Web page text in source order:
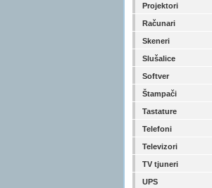
Projektori
Računari
Skeneri
Slušalice
Softver
Štampači
Tastature
Telefoni
Televizori
TV tjuneri
UPS